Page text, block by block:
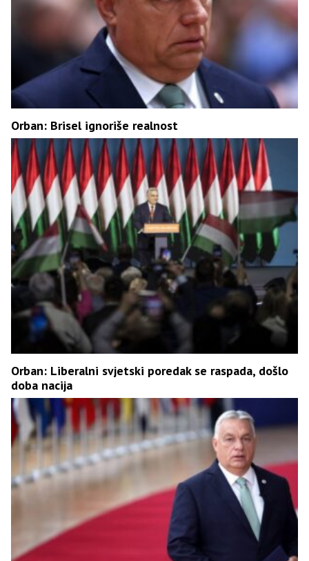
Orban: Brisel ignoriše realnost
Orban: Liberalni svjetski poredak se raspada, došlo
doba nacija